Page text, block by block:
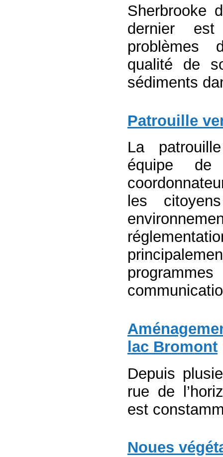
Sherbrooke
dernier est
problèmes
qualité de
sédiments
Patrouille
La
équipe
les
lac Bromont
Depuis
rue de
est
Noues